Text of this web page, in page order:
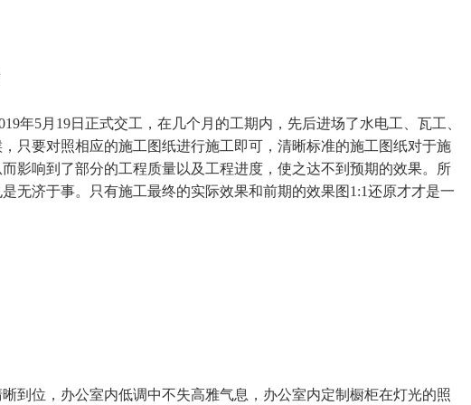
年5月 19日正式交工，在几个月的工期内，先后进场了水电工、瓦工、
只要对照相应的施工图纸进行施工即可，清晰标准的施工图纸对于施
影响到了部分的工程质量以及工程进度，使之达不到预期的效果。所
无济于事。只有施工最终的实际效果和前期的效果图 1:1还原才才是一
到位，办公室内低调中不失高雅气息，办公室内定制橱柜在灯光的照